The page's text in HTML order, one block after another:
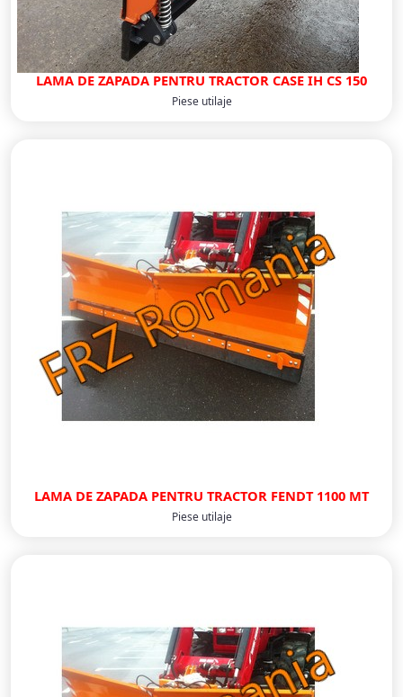
LAMA DE ZAPADA PENTRU TRACTOR CASE IH CS 150
Piese utilaje
LAMA DE ZAPADA PENTRU TRACTOR FENDT 1100 MT
Piese utilaje